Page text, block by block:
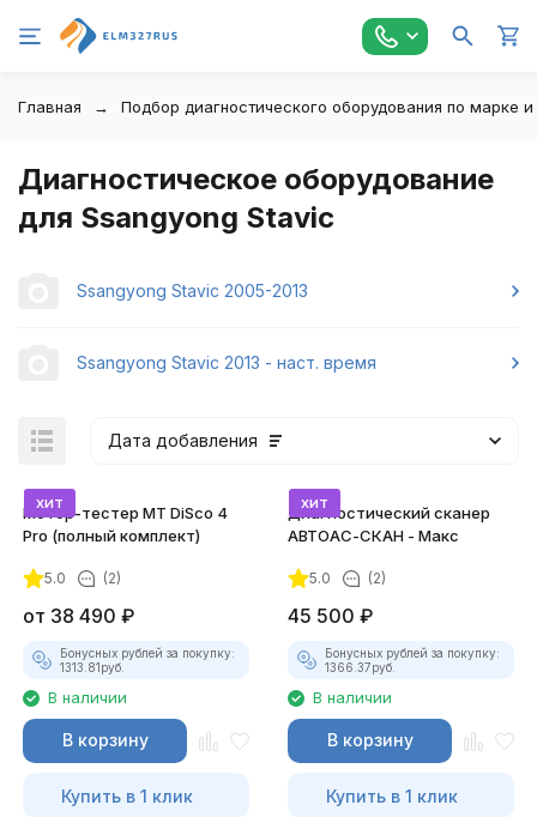
Главная Подбор диагностического оборудования по марке
Диагностическое оборудование
для Ssangyong Stavic
Ssangyong Stavic 2005-2013
Ssangyong Stavic 2013 - наст. время
Дата добавления
хит
Мотор-тестер MT DiSco 4
Pro (полный комплект)
5.0 (2)
от 38 490 ₽
Бонусных рублей за покупку:
1313.81руб.
В наличии
В корзину
Купить в 1 клик
хит
Диагностический сканер
АВТОАС-СКАН - Макс
5.0 (2)
45 500 ₽
Бонусных рублей за покупку:
1366.37руб.
В наличии
В корзину
Купить в 1 клик